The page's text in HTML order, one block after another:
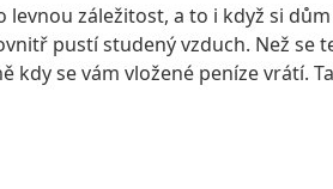
záležitost, a to i když si
pustí studený vzduch. Než se
se vám vložené peníze vrátí.